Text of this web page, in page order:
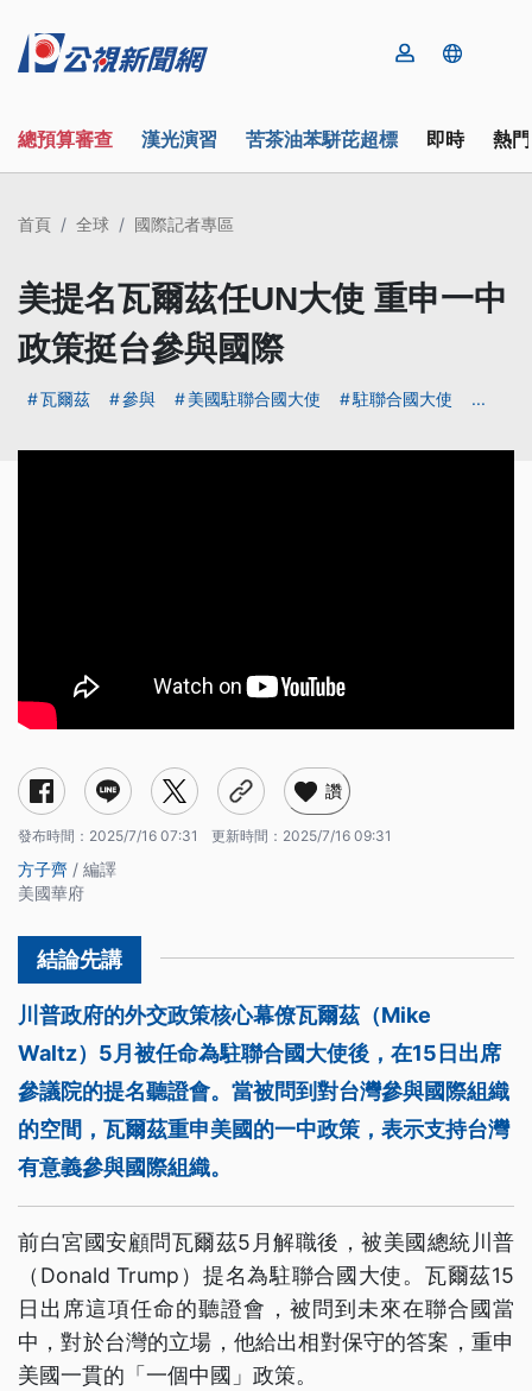
總預算審查 漢光演習 苦茶油苯駢芘超標 即時 熱
首頁 全球 國際記者專區
美提名瓦爾茲任UN大使 重申一中
政策挺台參與國際
瓦爾茲 參與 美國駐聯合國大使 駐聯合國大使 ...
讚
發布時間： 2025/7/16 07:31 更新時間： 2025/7/16 09:31
方子齊 / 編譯
美國華府
川普政府的外交政策核心幕僚瓦爾茲（Mike
Waltz）5月被任命為駐聯合國大使後，在15日出席
參議院的提名聽證會。當被問到對台灣參與國際組織
的空間，瓦爾茲重申美國的一中政策，表示支持台灣
有意義參與國際組織。
前白宮國安顧問瓦爾茲5月解職後，被美國總統川普
（Donald Trump）提名為駐聯合國大使。瓦爾茲15
日出席這項任命的聽證會，被問到未來在聯合國當
中，對於台灣的立場，他給出相對保守的答案，重申
美國一貫的「一個中國」政策。